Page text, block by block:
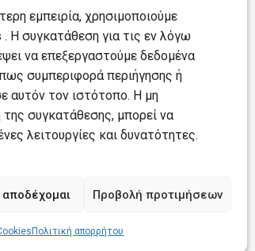
εμπειρία, χρησιμοποιούμε
Η συγκατάθεση για τις εν λόγω
να επεξεργαστούμε δεδομένα
συμπεριφορά περιήγησης ή
αυτόν τον ιστότοπο. Η μη
συγκατάθεσης, μπορεί να
λειτουργίες και δυνατότητες.
Προβολή προτιμήσεων
Πολιτική απορρήτου